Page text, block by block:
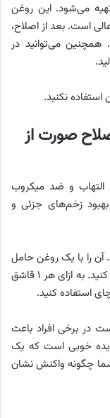
می‌شود. این روغن
است. بعد از اصلاح،
همچنین می‌توانید در
استفاده نکنید.
صورت از
و ضد میکروب
زخم‌های جزئی و
را با یک روغن حامل
مانند روغن بادام شیرین یا روغن نارگیل مخلوط کنید. به ازای هر ۱ قاشق
در برخی افراد باعث
خوبی است که یک
چگونه واکنش نشان